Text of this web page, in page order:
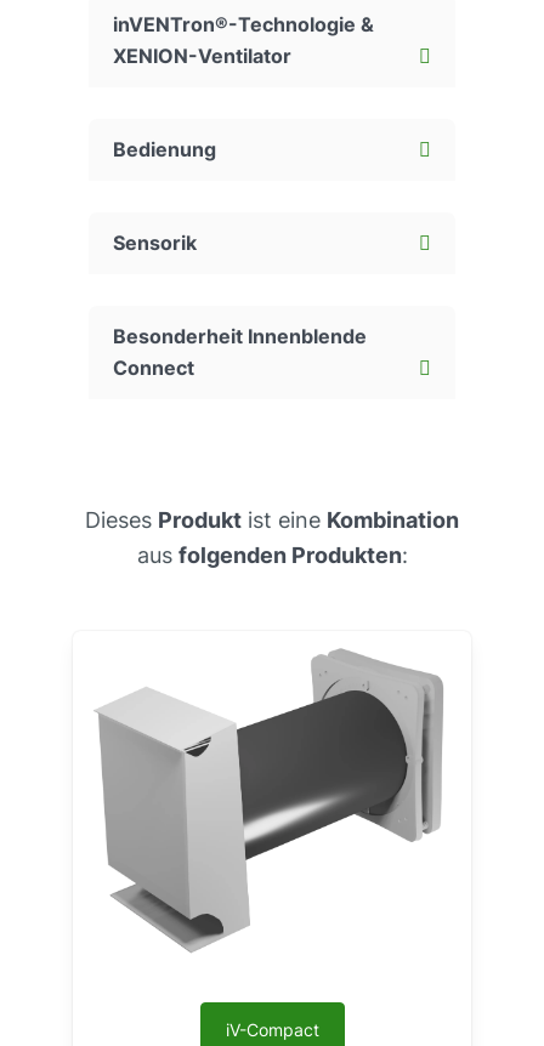
inVENTron®-Technologie &
XENION-Ventilator
Bedienung
Sensorik
Besonderheit Innenblende
Connect
Dieses Produkt ist eine Kombination
aus folgenden Produkten:
iV-Compact